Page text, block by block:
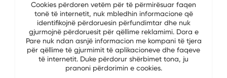
E-mail
Cookies përdoren vetëm për të përmirësuar faqen
tonë të internetit, nuk mbledhin informacione që
identifikojnë përdoruesin përfundimtar dhe nuk
gjurmojnë përdoruesit për qëllime reklamimi. Dora e
Pare nuk ndan asnjë informacion me kompani të tjera
për qëllime të gjurmimit të aplikacioneve dhe faqeve
të internetit. Duke përdorur shërbimet tona, ju
pranoni përdorimin e cookies.